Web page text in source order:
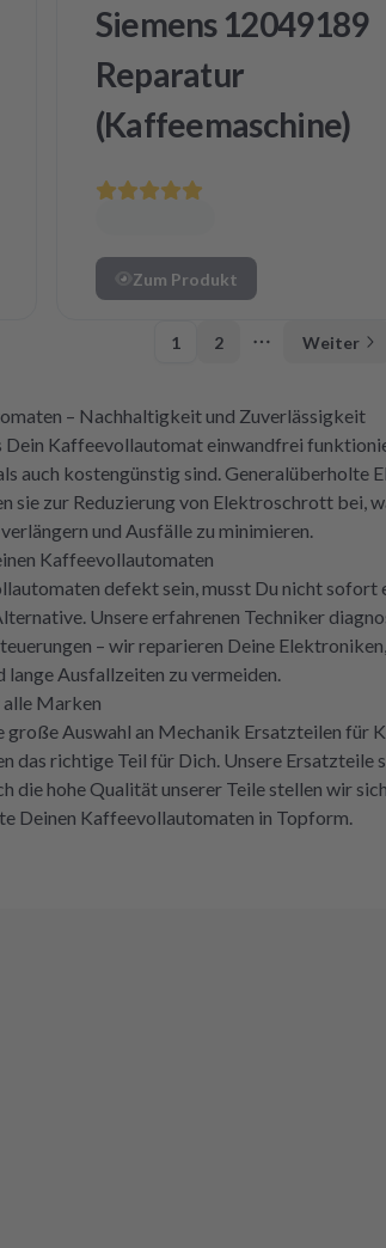
Siemens 12049189
Reparatur
(Kaffeemaschine)
Zum Produkt
1 2
More pages
Weiter
– Nachhaltigkeit und Zuverlässigkeit
Dein Kaffeevollautomat einwandfrei
auch kostengünstig sind. Generalüberholte
sie zur Reduzierung von Elektroschrott bei,
und Ausfälle zu minimieren.
Kaffeevollautomaten
defekt sein, musst Du nicht
Unsere erfahrenen Techniker
– wir reparieren Deine
lange Ausfallzeiten zu vermeiden.
alle Marken
Auswahl an Mechanik Ersatzteilen für
das richtige Teil für Dich. Unsere
die hohe Qualität unserer Teile stellen wir
Deinen Kaffeevollautomaten in Topform.